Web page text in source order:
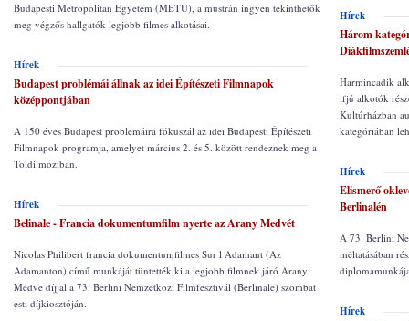
Budapesti Metropolitan Egyetem (METU), a mustrán ingyen tekinthetők
meg végzős hallgatók legjobb filmes alkotásai.
Hírek
Budapest problémái állnak az idei Építészeti Filmnapok
középpontjában
A 150 éves Budapest problémáira fókuszál az idei Budapesti Építészeti
Filmnapok programja, amelyet március 2. és 5. között rendeznek meg a
Toldi moziban.
Hírek
Belinale - Francia dokumentumfilm nyerte az Arany Medvét
Nicolas Philibert francia dokumentumfilmes Sur l Adamant (Az
Adamanton) című munkáját tüntették ki a legjobb filmnek járó Arany
Medve díjjal a 73. Berlini Nemzetközi Filmfesztivál (Berlinale) szombat
esti díjkiosztóján.
Hírek
Három
Harmincadik
ifjú alkotók
Kultúrházban
kategóriában
Hírek
Elismerő
Berlinalén
A 73. Berlini
méltatásában
Hírek